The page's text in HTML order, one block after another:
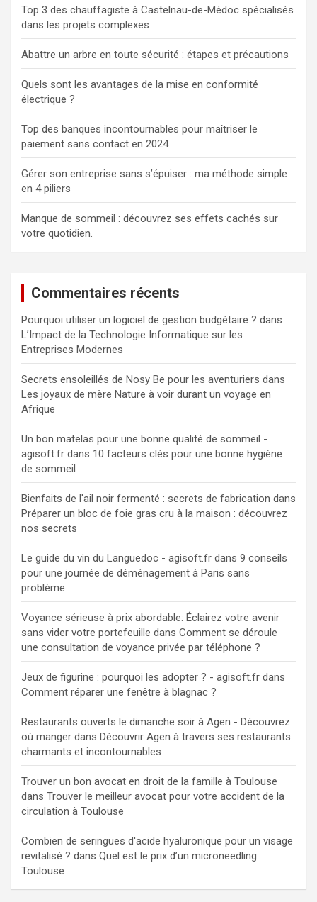
Top 3 des chauffagiste à Castelnau-de-Médoc spécialisés
dans les projets complexes
Abattre un arbre en toute sécurité : étapes et précautions
Quels sont les avantages de la mise en conformité
électrique ?
Top des banques incontournables pour maîtriser le
paiement sans contact en 2024
Gérer son entreprise sans s’épuiser : ma méthode simple
en 4 piliers
Manque de sommeil : découvrez ses effets cachés sur
votre quotidien.
Commentaires récents
Pourquoi utiliser un logiciel de gestion budgétaire ? dans
L’Impact de la Technologie Informatique sur les
Entreprises Modernes
Secrets ensoleillés de Nosy Be pour les aventuriers dans
Les joyaux de mère Nature à voir durant un voyage en
Afrique
Un bon matelas pour une bonne qualité de sommeil -
agisoft.fr dans 10 facteurs clés pour une bonne hygiène
de sommeil
Bienfaits de l'ail noir fermenté : secrets de fabrication dans
Préparer un bloc de foie gras cru à la maison : découvrez
nos secrets
Le guide du vin du Languedoc - agisoft.fr dans 9 conseils
pour une journée de déménagement à Paris sans
problème
Voyance sérieuse à prix abordable: Éclairez votre avenir
sans vider votre portefeuille dans Comment se déroule
une consultation de voyance privée par téléphone ?
Jeux de figurine : pourquoi les adopter ? - agisoft.fr dans
Comment réparer une fenêtre à blagnac ?
Restaurants ouverts le dimanche soir à Agen - Découvrez
où manger dans Découvrir Agen à travers ses restaurants
charmants et incontournables
Trouver un bon avocat en droit de la famille à Toulouse
dans Trouver le meilleur avocat pour votre accident de la
circulation à Toulouse
Combien de seringues d'acide hyaluronique pour un visage
revitalisé ? dans Quel est le prix d’un microneedling
Toulouse